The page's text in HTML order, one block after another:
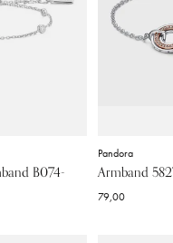
B074-
Pandora
Armband
79,00